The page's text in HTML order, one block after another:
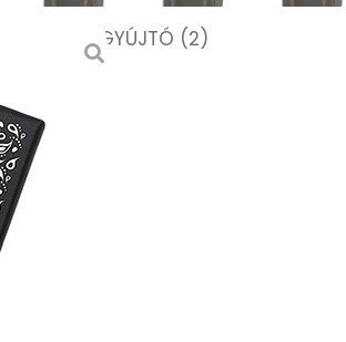
LDM. ÖNGYÚJTÓ (2)
(2)